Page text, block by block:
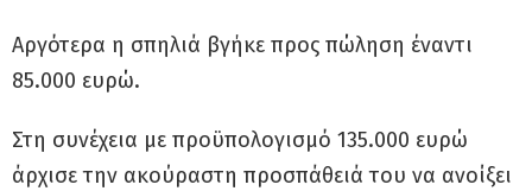
Αργότερα η σπηλιά βγήκε προς πώληση έναντι
85.000 ευρώ.
Στη συνέχεια με προϋπολογισμό 135.000 ευρώ
άρχισε την ακούραστη προσπάθειά του να ανοίξει